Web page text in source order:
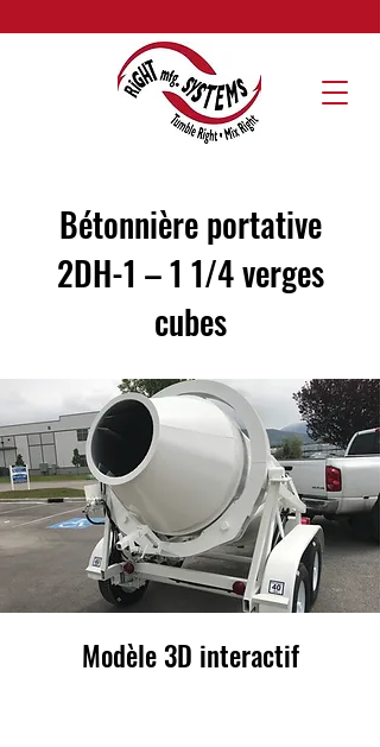
Bétonnière portative
2DH-1 – 1 1/4 verges
cubes
Modèle 3D interactif